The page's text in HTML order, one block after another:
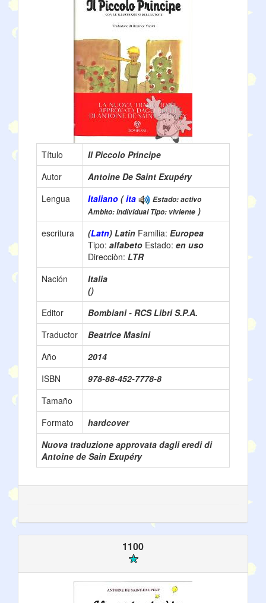
Título
Il Piccolo Principe
Autor
Antoine De Saint Exupéry
Lengua
Italiano (ita
Estado: activo
Àmbito: individual Tipo: viviente )
escritura
(Latn) Latin Familia: Europea
Tipo: alfabeto Estado: en uso
Direcciòn: LTR
Nación
Italia
()
Editor
Bombiani - RCS Libri S.P.A.
Traductor
Beatrice Masini
Año
2014
ISBN
978-88-452-7778-8
Tamaño
Formato
hardcover
Nuova traduzione approvata dagli eredi di
Antoine de Sain Exupéry
1100